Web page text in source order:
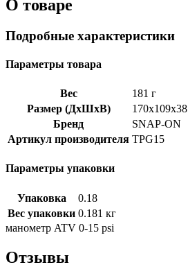
О товаре
Подробные характеристики
Параметры товара
Вес
181 г
Размер (ДхШхВ)
170x109x38
Бренд
SNAP-ON
Артикул производителя TPG15
Параметры упаковки
Упаковка
0.18
Вес упаковки 0.181 кг
манометр ATV 0-15 psi
Отзывы